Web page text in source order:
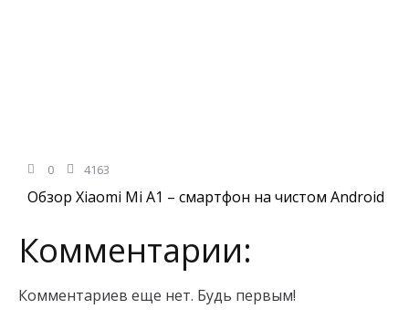
0 4163
Обзор Xiaomi Mi A1 – смартфон на чистом Android
Комментарии:
Комментариев еще нет. Будь первым!